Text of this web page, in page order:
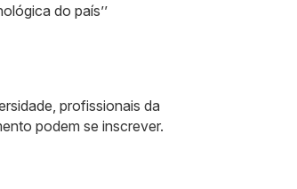
do país’’
profissionais da
podem se inscrever.